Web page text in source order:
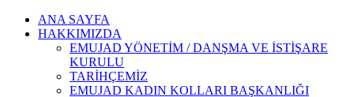
ANA SAYFA
HAKKIMIZDA
EMUJAD YÖNETİM / DANŞMA VE İSTİŞARE
KURULU
TARİHÇEMİZ
EMUJAD KADIN KOLLARI BAŞKANLIĞI